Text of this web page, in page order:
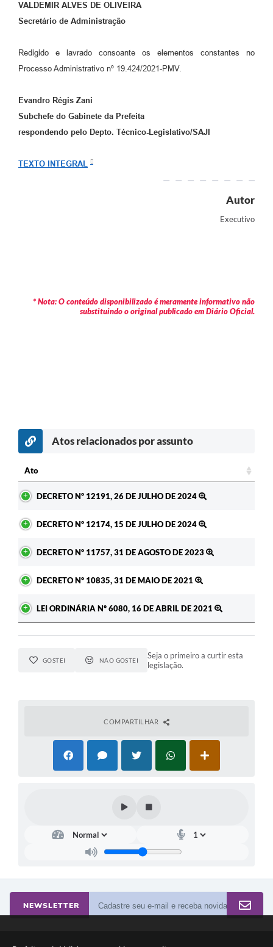
VALDEMIR ALVES DE OLIVEIRA
Secretário de Administração
Redigido e lavrado consoante os elementos constantes no
Processo Administrativo nº 19.424/2021-PMV.
Evandro Régis Zani
Subchefe do Gabinete da Prefeita
respondendo pelo Depto. Técnico-Legislativo/SAJI
TEXTO INTEGRAL
Autor
Executivo
* Nota: O conteúdo disponibilizado é meramente informativo não
substituindo o original publicado em Diário Oficial.
Atos relacionados por assunto
Ato
DECRETO Nº 12191, 26 DE JULHO DE 2024
DECRETO Nº 12174, 15 DE JULHO DE 2024
DECRETO Nº 11757, 31 DE AGOSTO DE 2023
DECRETO Nº 10835, 31 DE MAIO DE 2021
LEI ORDINÁRIA Nº 6080, 16 DE ABRIL DE 2021
GOSTEI NÃO GOSTEI
Seja o primeiro a curtir esta
legislação.
COMPARTILHAR
NEWSLETTER